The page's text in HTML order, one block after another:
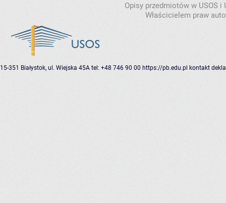
Opisy przedmiotów w USOS
Właścicielem praw
15-351 Białystok, ul. Wiejska 45A tel: +48 746 90 00 https://pb.edu.pl kontakt